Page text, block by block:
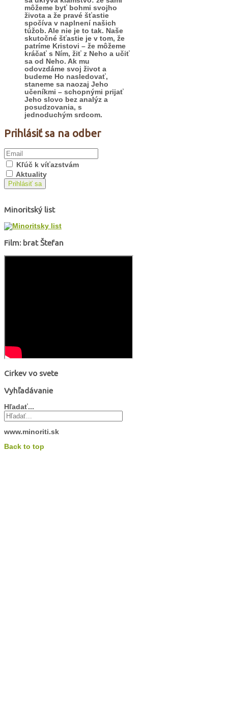
môžeme byť bohmi svojho
života a že pravé šťastie
spočíva v naplnení našich
túžob. Ale nie je to tak. Naše
skutočné šťastie je v tom, že
patríme Kristovi – že môžeme
kráčať s Ním, žiť z Neho a učiť
sa od Neho. Ak mu
odovzdáme svoj život a
budeme Ho nasledovať,
staneme sa naozaj Jeho
učeníkmi – schopnými prijať
Jeho slovo bez analýz a
posudzovania, s
jednoduchým srdcom.
Prihlásiť sa na odber
Kľúč k víťazstvám
Aktuality
Prihlásiť sa
Minoritský list
Film: brat Štefan
Cirkev vo svete
Vyhľadávanie
Hľadať...
www.minoriti.sk
Back to top